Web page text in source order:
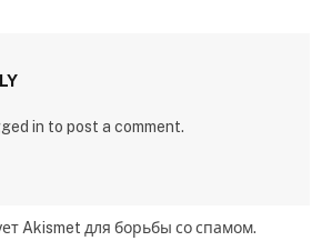
in to post a comment.
Akismet для борьбы со спамом.